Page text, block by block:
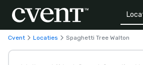
Cvent Locaties Spaghetti Tree Walton